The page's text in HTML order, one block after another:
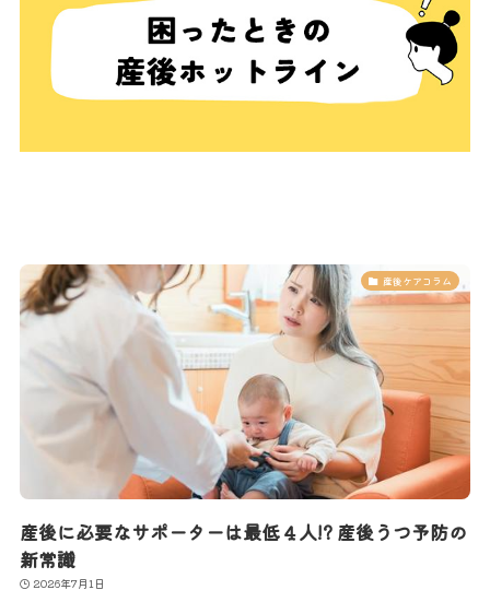
産後ケアコラム
産後に必要なサポーターは最低４人!? 産後うつ予防の
新常識
2026年7月1日